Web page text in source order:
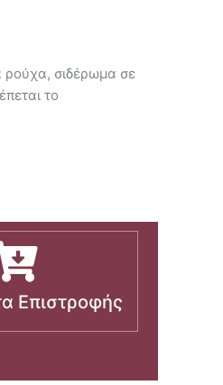
ρούχα, σιδέρωμα σε
το
Επιστροφής